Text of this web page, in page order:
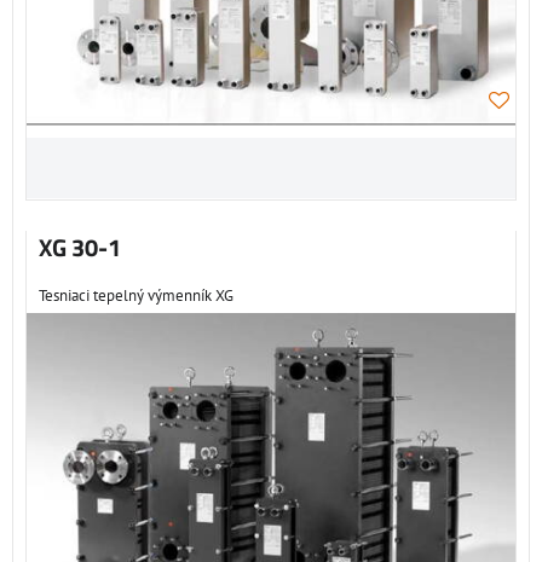
XG 30-1
Tesniaci tepelný výmenník XG